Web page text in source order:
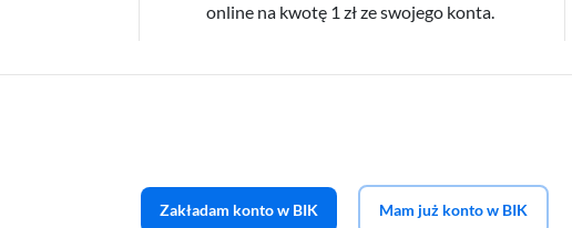
online na kwotę 1 zł ze swojego konta.
Zakładam konto w BIK Mam już konto w BIK